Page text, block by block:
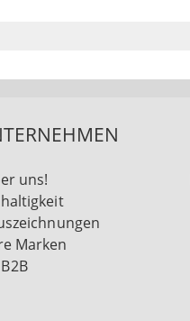
uns!
Marken
B2B